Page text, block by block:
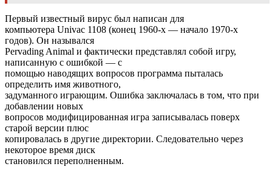
Первый известный вирус был написан для
компьютера Univac 1108 (конец 1960-х — начало 1970-х
годов). Он назывался
Pervading Animal и фактически представлял собой игру,
написанную с ошибкой — с
помощью наводящих вопросов программа пыталась
определить имя животного,
задуманного играющим. Ошибка заключалась в том, что при
добавлении новых
вопросов модифицированная игра записывалась поверх
старой версии плюс
копировалась в другие директории. Следовательно через
некоторое время диск
становился переполненным.